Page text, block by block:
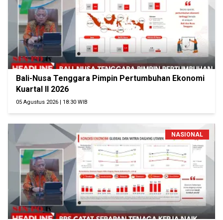
Bali-Nusa Tenggara Pimpin Pertumbuhan Ekonomi
Kuartal II 2026
05 Agustus 2026 | 18:30 WIB
NASIONAL